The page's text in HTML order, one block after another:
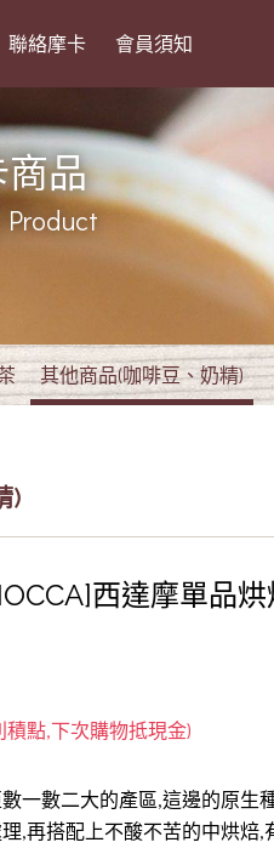
聯絡摩卡 會員須知
品
其他商品(咖啡豆、奶精)
)
西達摩單品
一數二大的產區,這邊的原生
,再搭配上不酸不苦的中烘焙